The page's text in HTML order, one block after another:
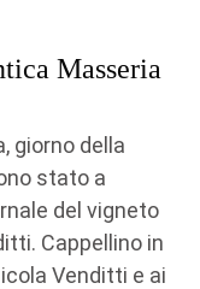
Masseria
giorno della
stato a
del vigneto
Cappellino in
Venditti e ai